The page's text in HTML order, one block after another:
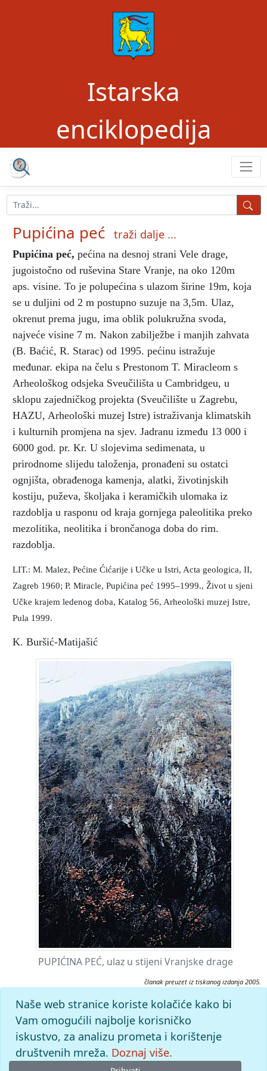
Istarska
enciklopedija
Pupićina peć traži dalje ...
Pupićina peć, pećina na desnoj strani Vele drage,
jugoistočno od ruševina Stare Vranje, na oko 120m
aps. visine. To je polupećina s ulazom širine 19m, koja
se u duljini od 2 m postupno suzuje na 3,5m. Ulaz,
okrenut prema jugu, ima oblik polukružna svoda,
najveće visine 7 m. Nakon zabilježbe i manjih zahvata
(B. Baćić, R. Starac) od 1995. pećinu istražuje
međunar. ekipa na čelu s Prestonom T. Miracleom s
Arheološkog odsjeka Sveučilišta u Cambridgeu, u
sklopu zajedničkog projekta (Sveučilište u Zagrebu,
HAZU, Arheološki muzej Istre) istraživanja klimatskih
i kulturnih promjena na sjev. Jadranu između 13 000 i
6000 god. pr. Kr. U slojevima sedimenata, u
prirodnome slijedu taloženja, pronađeni su ostatci
ognjišta, obrađenoga kamenja, alatki, životinjskih
kostiju, puževa, školjaka i keramičkih ulomaka iz
razdoblja u rasponu od kraja gornjega paleolitika preko
mezolitika, neolitika i brončanoga doba do rim.
razdoblja.
LIT.: M. Malez, Pećine Ćićarije i Učke u Istri, Acta geologica, II,
Zagreb 1960; P. Miracle, Pupićina peć 1995–1999., Život u sjeni
Učke krajem ledenog doba, Katalog 56, Arheološki muzej Istre,
Pula 1999.
K. Buršić-Matijašić
PUPIĆINA PEĆ, ulaz u stijeni Vranjske drage
članak preuzet iz tiskanog izdanja 2005.
Citiranje:
Istarska enciklopedija (2005), mrežno izdanje.
Leksikografski zavod Miroslav Krleža, 2026. Pristupljeno
7.8.2026. <https://istra.lzmk.hr/clanak/2277>.
Naše web stranice koriste kolačiće kako bi
Vam omogućili najbolje korisničko
iskustvo, za analizu prometa i korištenje
društvenih mreža. Doznaj više.